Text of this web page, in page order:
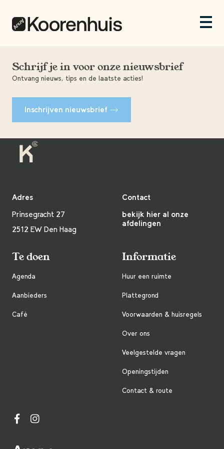
Schrijf je in voor onze nieuwsbrief
Ontvang nieuws, tips en de laatste acties!
Inschrijven nieuwsbrief
Adres
Prinsegracht 27
2512 EW Den Haag
Contact
bekijk hier al onze
afdelingen
Te doen
Agenda
Aanbieders
Café
Informatie
Huur een ruimte
Plattegrond
Voorwaarden & huisregels
Over ons
Veelgestelde vragen
Openingstijden
Contact & route